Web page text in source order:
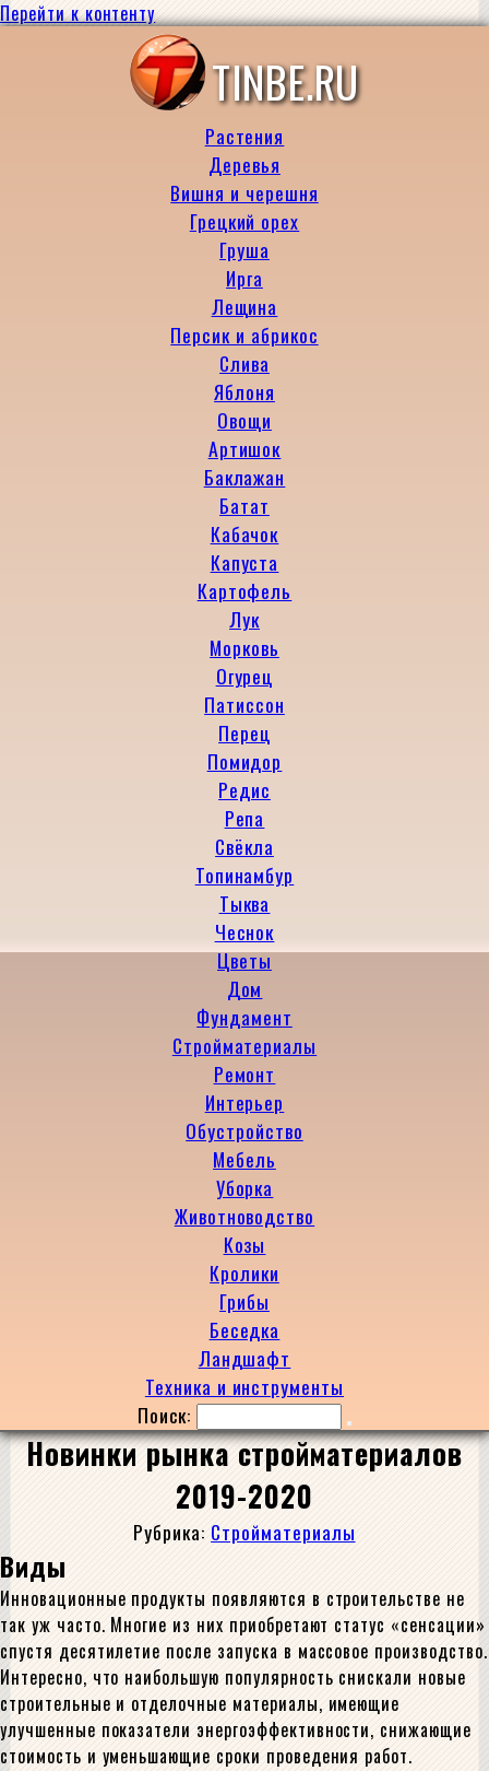
Перейти к контенту
TINBE.RU
Растения
Деревья
Вишня и черешня
Грецкий орех
Груша
Ирга
Лещина
Персик и абрикос
Слива
Яблоня
Овощи
Артишок
Баклажан
Батат
Кабачок
Капуста
Картофель
Лук
Морковь
Огурец
Патиссон
Перец
Помидор
Редис
Репа
Свёкла
Топинамбур
Тыква
Чеснок
Цветы
Дом
Фундамент
Стройматериалы
Ремонт
Интерьер
Обустройство
Мебель
Уборка
Животноводство
Козы
Кролики
Грибы
Беседка
Ландшафт
Техника и инструменты
Поиск:
Новинки рынка стройматериалов
2019-2020
Рубрика: Стройматериалы
Виды
Инновационные продукты появляются в строительстве не
так уж часто. Многие из них приобретают статус «сенсации»
спустя десятилетие после запуска в массовое производство.
Интересно, что наибольшую популярность снискали новые
строительные и отделочные материалы, имеющие
улучшенные показатели энергоэффективности, снижающие
стоимость и уменьшающие сроки проведения работ.